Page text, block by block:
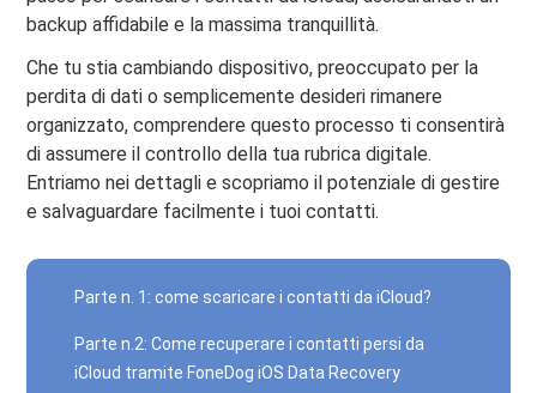
backup affidabile e la massima tranquillità.
Che tu stia cambiando dispositivo, preoccupato per la
perdita di dati o semplicemente desideri rimanere
organizzato, comprendere questo processo ti consentirà
di assumere il controllo della tua rubrica digitale.
Entriamo nei dettagli e scopriamo il potenziale di gestire
e salvaguardare facilmente i tuoi contatti.
Parte n. 1: come scaricare i contatti da iCloud?
Parte n.2: Come recuperare i contatti persi da
iCloud tramite FoneDog iOS Data Recovery